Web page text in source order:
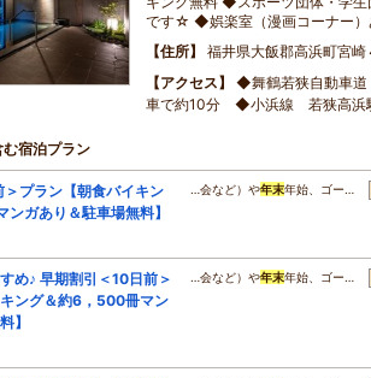
です☆ ◆娯楽室（漫画コーナー）
住所
福井県大飯郡高浜町宮崎
アクセス
◆舞鶴若狭自動車
車で約10分 ◆小浜線 若狭高浜
む宿泊プラン
プラン【朝食バイキン
ガあり＆駐車場無料】
…会など）や年末年始、ゴー…
め♪ 早期割引＜10日前＞
ング＆約6，500冊マン
】
…会など）や年末年始、ゴー…